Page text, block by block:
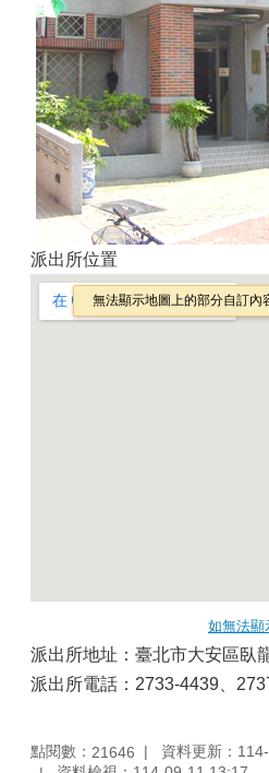
派出所位置
如無法顯
派出所地址：臺北市大安區臥
派出所電話：2733-4439、
點閱數： 21646
資料更新：